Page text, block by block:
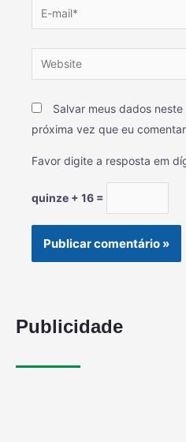
Salvar meus dados
próxima vez que eu
Favor digite a resposta em
quinze + 16 =
Publicidade